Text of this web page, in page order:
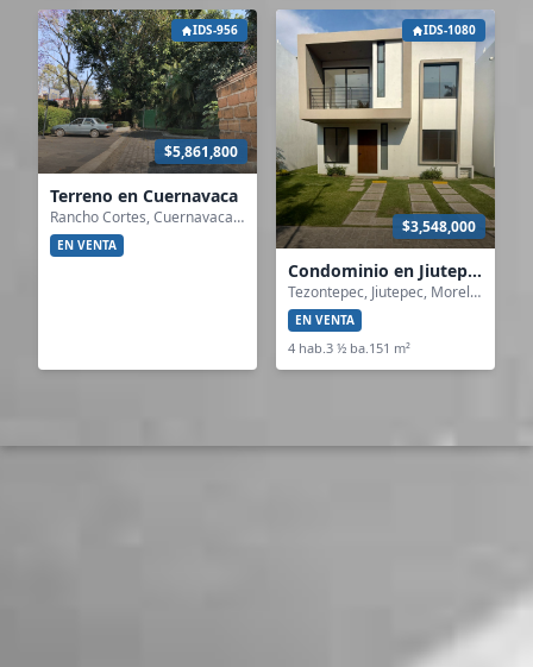
IDS-956
$5,861,800
Terreno en Cuernavaca
Rancho Cortes, Cuernavaca, Morelos
EN VENTA
IDS-1080
$3,548,000
Condominio en Jiutepec
Tezontepec, Jiutepec, Morelos
EN VENTA
4 hab.3 ½ ba.151 m²